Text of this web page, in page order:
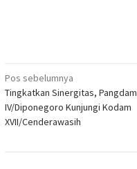
Navigasi
pos
Pos sebelumnya
Tingkatkan Sinergitas, Pangdam
IV/Diponegoro Kunjungi Kodam
XVII/Cenderawasih